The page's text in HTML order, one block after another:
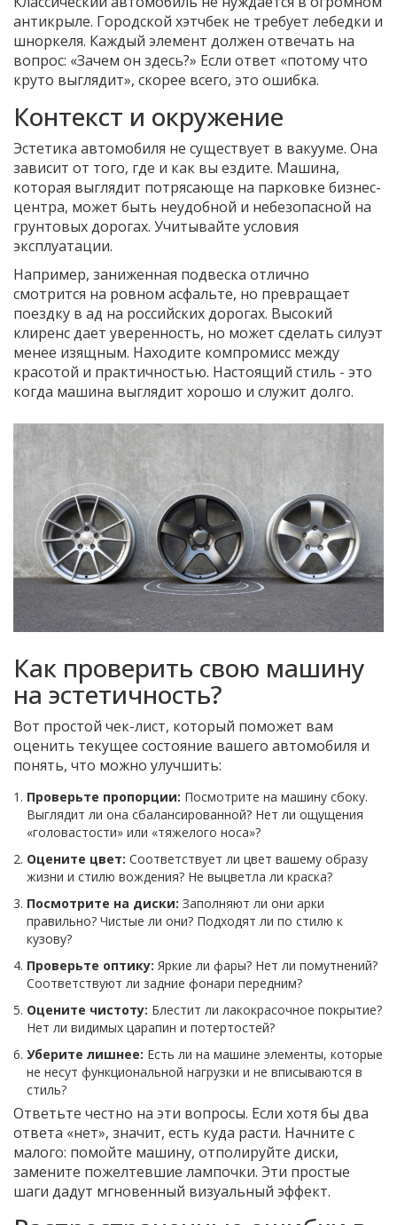
антикрыле. Городской хэтчбек не требует лебедки и
шноркеля. Каждый элемент должен отвечать на
вопрос: «Зачем он здесь?» Если ответ «потому что
круто выглядит», скорее всего, это ошибка.
Контекст и окружение
Эстетика автомобиля не существует в вакууме. Она
зависит от того, где и как вы ездите. Машина,
которая выглядит потрясающе на парковке бизнес-
центра, может быть неудобной и небезопасной на
грунтовых дорогах. Учитывайте условия
эксплуатации.
Например, заниженная подвеска отлично
смотрится на ровном асфальте, но превращает
поездку в ад на российских дорогах. Высокий
клиренс дает уверенность, но может сделать силуэт
менее изящным. Находите компромисс между
красотой и практичностью. Настоящий стиль - это
когда машина выглядит хорошо и служит долго.
Как проверить свою машину
на эстетичность?
Вот простой чек-лист, который поможет вам
оценить текущее состояние вашего автомобиля и
понять, что можно улучшить:
Проверьте пропорции: Посмотрите на машину сбоку.
Выглядит ли она сбалансированной? Нет ли ощущения
«головастости» или «тяжелого носа»?
Оцените цвет: Соответствует ли цвет вашему образу
жизни и стилю вождения? Не выцветла ли краска?
Посмотрите на диски: Заполняют ли они арки
правильно? Чистые ли они? Подходят ли по стилю к
кузову?
Проверьте оптику: Яркие ли фары? Нет ли помутнений?
Соответствуют ли задние фонари передним?
Оцените чистоту: Блестит ли лакокрасочное покрытие?
Нет ли видимых царапин и потертостей?
Уберите лишнее: Есть ли на машине элементы, которые
не несут функциональной нагрузки и не вписываются в
стиль?
Ответьте честно на эти вопросы. Если хотя бы два
ответа «нет», значит, есть куда расти. Начните с
малого: помойте машину, отполируйте диски,
замените пожелтевшие лампочки. Эти простые
шаги дадут мгновенный визуальный эффект.